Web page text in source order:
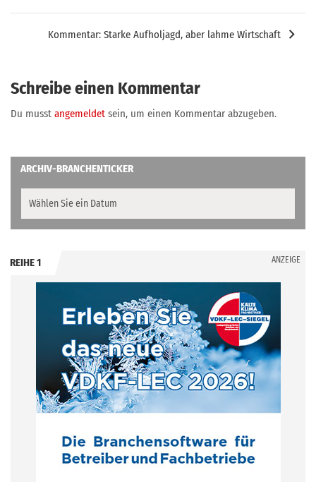
Kommentar: Starke Aufholjagd, aber lahme Wirtschaft
Schreibe einen Kommentar
Du musst angemeldet sein, um einen Kommentar abzugeben.
ARCHIV-BRANCHENTICKER
REIHE 1 ANZEIGE